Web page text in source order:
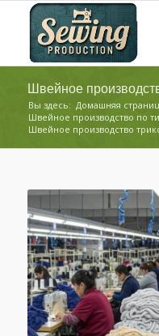
Швейное
Вы здесь: Домашняя
Швейное производство по
Швейное производство